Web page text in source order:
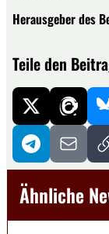
Herausgeber des
Teile den
Ähnliche